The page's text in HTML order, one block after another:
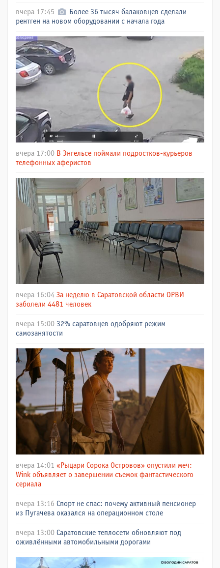
вчера 17:45
Более 36 тысяч балаковцев сделали
рентген на новом оборудовании с начала года
вчера 17:00 В Энгельсе поймали подростков-курьеров
телефонных аферистов
вчера 16:04 За неделю в Саратовской области ОРВИ
заболели 4481 человек
вчера 15:00 32% саратовцев одобряют режим
самозанятости
вчера 14:01 «Рыцари Сорока Островов» опустили меч:
Wink объявляет о завершении съемок фантастического
сериала
вчера 13:16 Спорт не спас: почему активный пенсионер
из Пугачева оказался на операционном столе
вчера 13:00 Саратовские теплосети обновляют под
оживлёнными автомобильными дорогами